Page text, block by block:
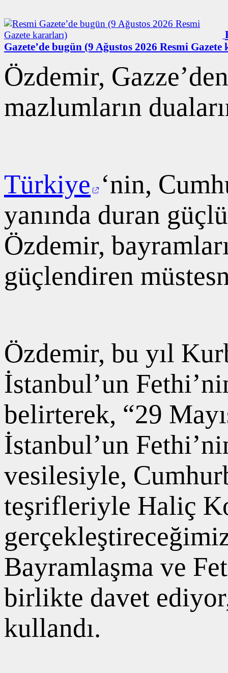
Gazete’de bugün (9 Ağustos 2026 Resmi
Özdemir,
mazlumların
Türkiye ‘nin,
yanında duran
Özdemir,
güçlendiren
Özdemir, bu yıl
İstanbul’un
belirterek, “29
İstanbul’un
vesilesiyle,
teşrifleriyle Haliç
Bayramlaşma ve
birlikte davet
kullandı.